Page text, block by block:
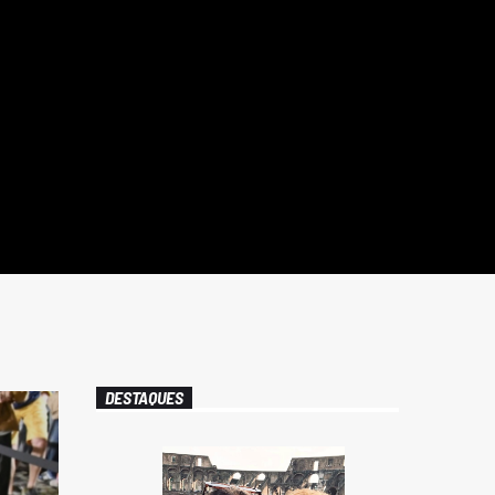
DESTAQUES